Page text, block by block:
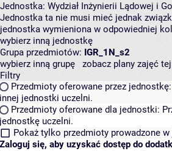
Jednostka: Wydział Inżynierii Lądowej i
Jednostka ta nie musi mieć jednak
jednostka wymieniona w odpowiedniej
wybierz inną jednostkę
Grupa przedmiotów: IGR_1N_s2
wybierz inną grupę
zobacz plany zajęć
Filtry
Przedmioty oferowane przez jednostkę:
innej jednostki uczelni.
Przedmioty oferowane dla jednostki:
jednostkę uczelni.
Pokaż tylko przedmioty prowadzone
Zaloguj się, aby uzyskać dostęp do